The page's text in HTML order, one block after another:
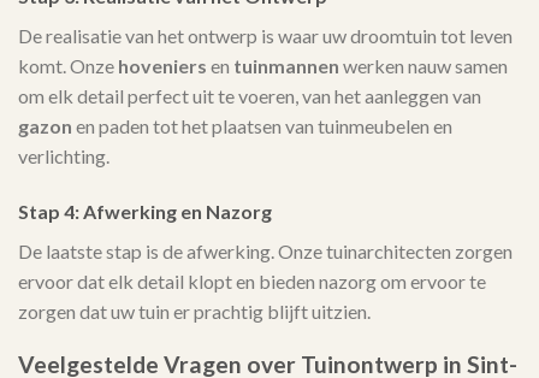
De realisatie van het ontwerp is waar uw droomtuin tot leven
komt. Onze hoveniers en tuinmannen werken nauw samen
om elk detail perfect uit te voeren, van het aanleggen van
gazon en paden tot het plaatsen van tuinmeubelen en
verlichting.
Stap 4: Afwerking en Nazorg
De laatste stap is de afwerking. Onze tuinarchitecten zorgen
ervoor dat elk detail klopt en bieden nazorg om ervoor te
zorgen dat uw tuin er prachtig blijft uitzien.
Veelgestelde Vragen over Tuinontwerp in Sint-